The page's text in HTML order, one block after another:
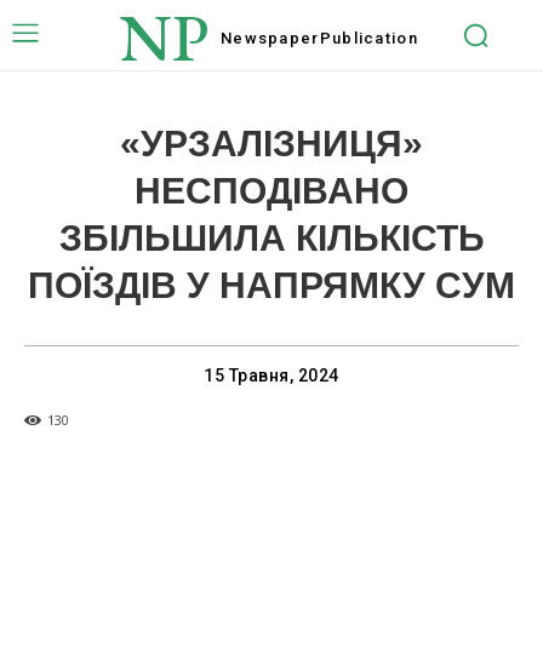
NP Newspaper Publication
«УРЗАЛІЗНИЦЯ»
НЕСПОДІВАНО
ЗБІЛЬШИЛА КІЛЬКІСТЬ
ПОЇЗДІВ У НАПРЯМКУ СУМ
15 Травня, 2024
130